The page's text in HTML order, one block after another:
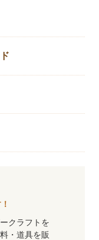
クラフトを
・道具を販